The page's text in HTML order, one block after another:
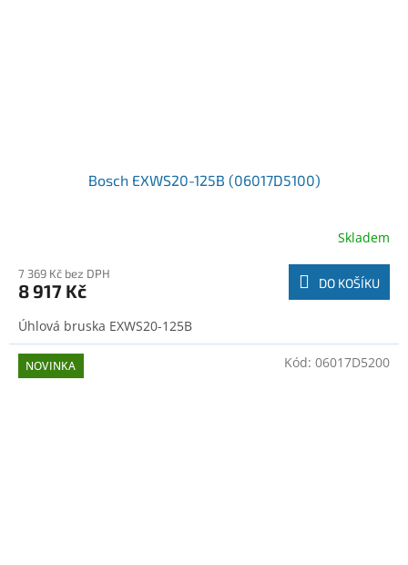
Bosch EXWS20-125B (06017D5100)
Skladem
7 369 Kč bez DPH
8 917 Kč DO KOŠÍKU
Úhlová bruska EXWS20-125B
NOVINKA Kód: 06017D5200